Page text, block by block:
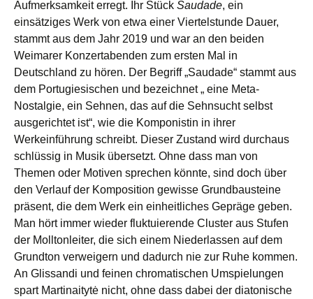
Aufmerksamkeit erregt. Ihr Stück Saudade, ein
einsätziges Werk von etwa einer Viertelstunde Dauer,
stammt aus dem Jahr 2019 und war an den beiden
Weimarer Konzertabenden zum ersten Mal in
Deutschland zu hören. Der Begriff „Saudade“ stammt aus
dem Portugiesischen und bezeichnet „ eine Meta-
Nostalgie, ein Sehnen, das auf die Sehnsucht selbst
ausgerichtet ist“, wie die Komponistin in ihrer
Werkeinführung schreibt. Dieser Zustand wird durchaus
schlüssig in Musik übersetzt. Ohne dass man von
Themen oder Motiven sprechen könnte, sind doch über
den Verlauf der Komposition gewisse Grundbausteine
präsent, die dem Werk ein einheitliches Gepräge geben.
Man hört immer wieder fluktuierende Cluster aus Stufen
der Molltonleiter, die sich einem Niederlassen auf dem
Grundton verweigern und dadurch nie zur Ruhe kommen.
An Glissandi und feinen chromatischen Umspielungen
spart Martinaitytė nicht, ohne dass dabei der diatonische